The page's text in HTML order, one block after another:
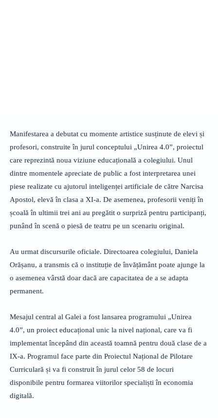
Manifestarea a debutat cu momente artistice susținute de elevi și
profesori, construite în jurul conceptului „Unirea 4.0”, proiectul
care reprezintă noua viziune educațională a colegiului. Unul
dintre momentele apreciate de public a fost interpretarea unei
piese realizate cu ajutorul inteligenței artificiale de către Narcisa
Apostol, elevă în clasa a XI-a. De asemenea, profesorii veniți în
școală în ultimii trei ani au pregătit o surpriză pentru participanți,
punând în scenă o piesă de teatru pe un scenariu original.
Au urmat discursurile oficiale. Directoarea colegiului, Daniela
Orășanu, a transmis că o instituție de învățământ poate ajunge la
o asemenea vârstă doar dacă are capacitatea de a se adapta
permanent.
Mesajul central al Galei a fost lansarea programului „Unirea
4.0”, un proiect educațional unic la nivel național, care va fi
implementat începând din această toamnă pentru două clase de a
IX-a. Programul face parte din Proiectul Național de Pilotare
Curriculară și va fi construit în jurul celor 58 de locuri
disponibile pentru formarea viitorilor specialiști în economia
digitală.